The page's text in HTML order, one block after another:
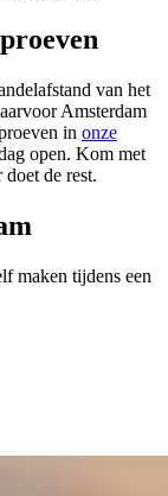
van het
Amsterdam
in onze
open. Kom met
de rest.
maken tijdens een